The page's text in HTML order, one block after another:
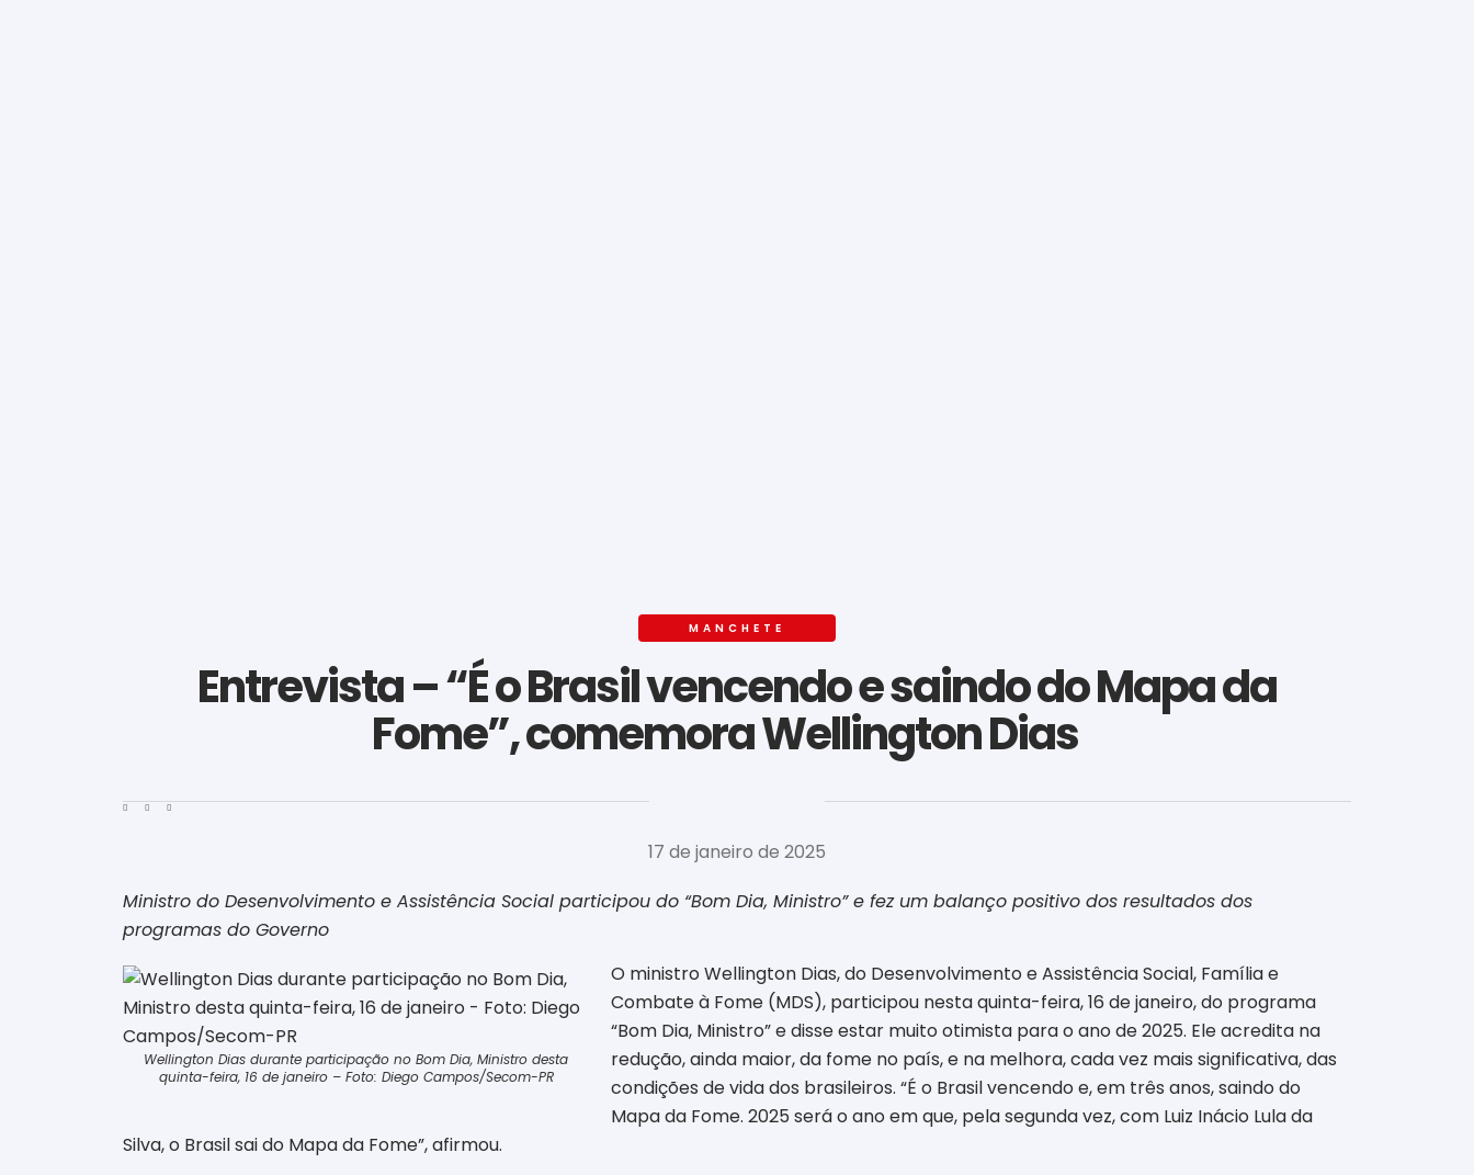
MANCHETE
Entrevista – “É o Brasil vencendo e saindo do Mapa da
Fome”, comemora Wellington Dias
17 de janeiro de 2025
Ministro do Desenvolvimento e Assistência Social participou do “Bom Dia, Ministro” e fez um balanço positivo dos resultados dos
programas do Governo
Wellington Dias durante participação no Bom Dia, Ministro desta
quinta-feira, 16 de janeiro – Foto: Diego Campos/Secom-PR
O ministro Wellington Dias, do Desenvolvimento e Assistência Social, Família e
Combate à Fome (MDS), participou nesta quinta-feira, 16 de janeiro, do programa
“Bom Dia, Ministro” e disse estar muito otimista para o ano de 2025. Ele acredita na
redução, ainda maior, da fome no país, e na melhora, cada vez mais significativa, das
condições de vida dos brasileiros. “É o Brasil vencendo e, em três anos, saindo do
Mapa da Fome. 2025 será o ano em que, pela segunda vez, com Luiz Inácio Lula da
Silva, o Brasil sai do Mapa da Fome”, afirmou.